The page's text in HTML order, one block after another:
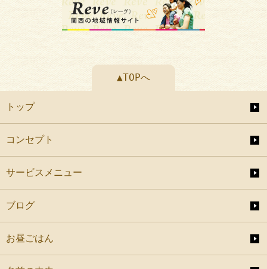
▲TOPへ
トップ
コンセプト
サービスメニュー
ブログ
お昼ごはん